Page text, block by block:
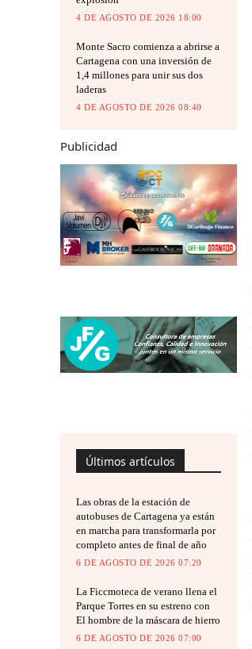
4 DE AGOSTO DE 2026 18:00
Monte Sacro comienza a abrirse a
Cartagena con una inversión de
1,4 millones para unir sus dos
laderas
4 DE AGOSTO DE 2026 08:40
Publicidad
Últimos artículos
Las obras de la estación de
autobuses de Cartagena ya están
en marcha para transformarla por
completo antes de final de año
6 DE AGOSTO DE 2026 07:20
La Ficcmoteca de verano llena el
Parque Torres en su estreno con
El hombre de la máscara de hierro
6 DE AGOSTO DE 2026 07:00